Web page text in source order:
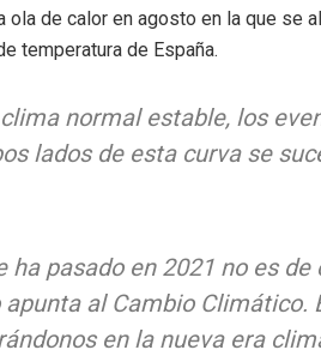
ola de calor en agosto en la que se
temperatura de España.
clima normal estable, los
lados de esta curva se
ha pasado en 2021 no es
apunta al Cambio Climático.
en la nueva era